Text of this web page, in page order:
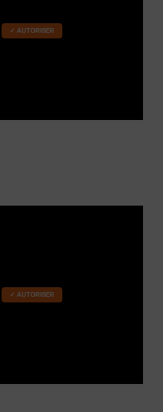
✓ AUTORISER
✓ AUTORISER